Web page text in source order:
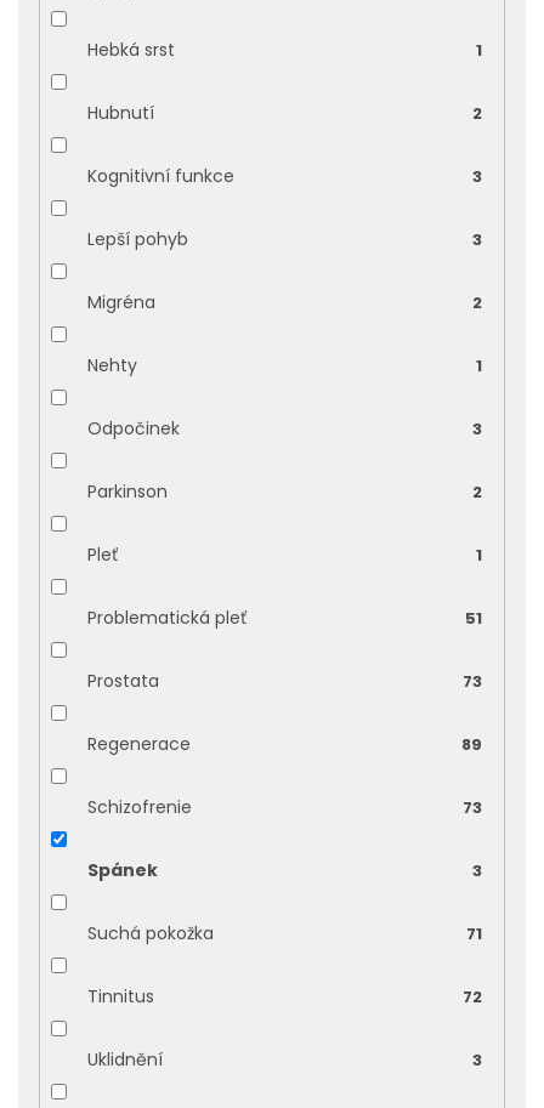
Hebká srst 1
Hubnutí 2
Kognitivní funkce 3
Lepší pohyb 3
Migréna 2
Nehty 1
Odpočinek 3
Parkinson 2
Pleť 1
Problematická pleť 51
Prostata 73
Regenerace 89
Schizofrenie 73
Spánek 3
Suchá pokožka 71
Tinnitus 72
Uklidnění 3